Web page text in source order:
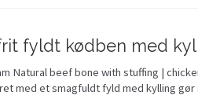
fyldt kødben med
Natural beef bone with stuffing |
med et smagfuldt fyld med kylling